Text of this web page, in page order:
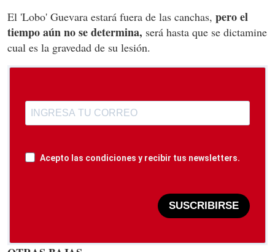
El 'Lobo' Guevara estará fuera de las canchas, pero el
tiempo aún no se determina, será hasta que se dictamine
cual es la gravedad de su lesión.
Acepto las condiciones y recibir tus newsletters.
SUSCRIBIRSE